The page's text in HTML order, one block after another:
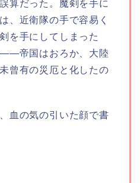
算だった。魔剣を手に
、近衛隊の手で容易く
を手にしてしまった
――帝国はおろか、大陸
曾有の災厄と化したの
血の気の引いた顔で書